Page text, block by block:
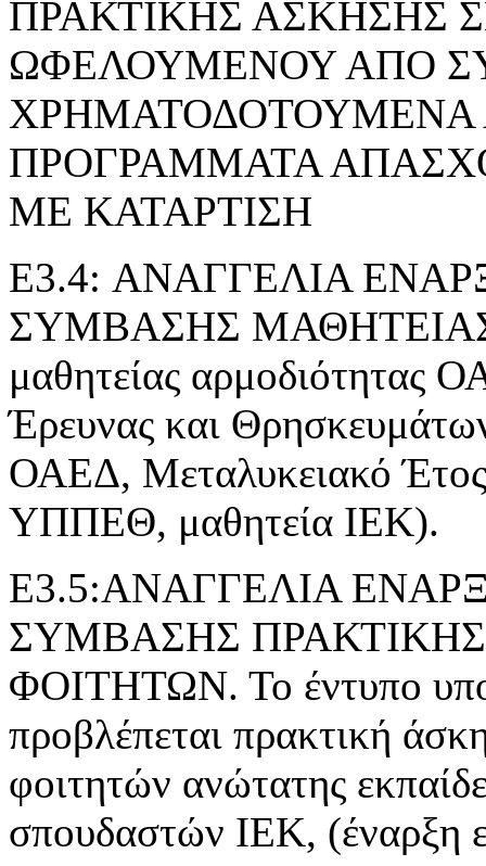
ΠΡΑΚΤΙΚΗΣ ΑΣΚΗΣΗΣ
ΩΦΕΛΟΥΜΕΝΟΥ ΑΠΟ
ΧΡΗΜΑΤΟΔΟΤΟΥΜΕΝΑ
ΠΡΟΓΡΑΜΜΑΤΑ
ΜΕ ΚΑΤΑΡΤΙΣΗ
E3.4: ΑΝΑΓΓΕΛΙΑ
ΣΥΜΒΑΣΗΣ ΜΑΘΗΤΕΙΑΣ»
μαθητείας αρμοδιότητας
Έρευνας και
ΟΑΕΔ, Μεταλυκειακό Έτος
ΥΠΠΕΘ, μαθητεία ΙΕΚ).
Ε3.5:ΑΝΑΓΓΕΛΙΑ
ΣΥΜΒΑΣΗΣ
ΦΟΙΤΗΤΩΝ. Το έντυπο
προβλέπεται πρακτική
φοιτητών ανώτατης
σπουδαστών ΙΕΚ, (έναρξη